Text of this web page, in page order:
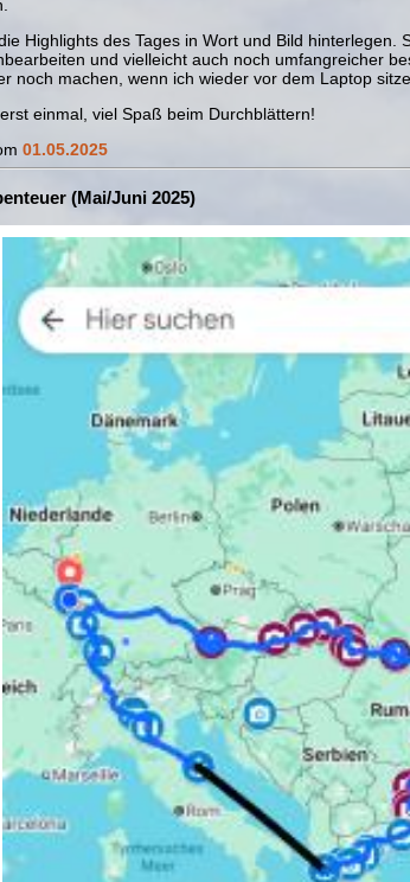
Highlights des Tages in Wort und Bild hinterlegen.
und vielleicht auch noch umfangreicher
noch machen, wenn ich wieder vor dem Laptop sitze.
einmal, viel Spaß beim Durchblättern!
01.05.2025
(Mai/Juni 2025)